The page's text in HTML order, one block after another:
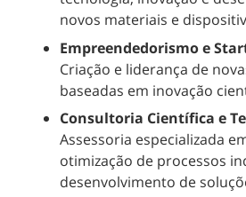
novos materiais e
Empreendedorismo e
Criação e liderança de
baseadas em inovação
Consultoria Científica e
Assessoria especializada
otimização de processos
desenvolvimento de